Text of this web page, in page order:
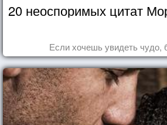
20 неоспоримых цитат
Если хочешь увидеть чудо,